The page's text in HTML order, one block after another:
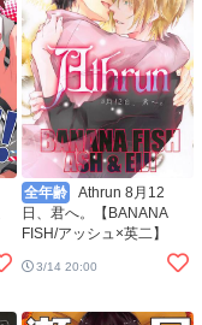
全年齢
日、君へ。【BANANA
FISH/アッシュ×英二】
3/14 20:00